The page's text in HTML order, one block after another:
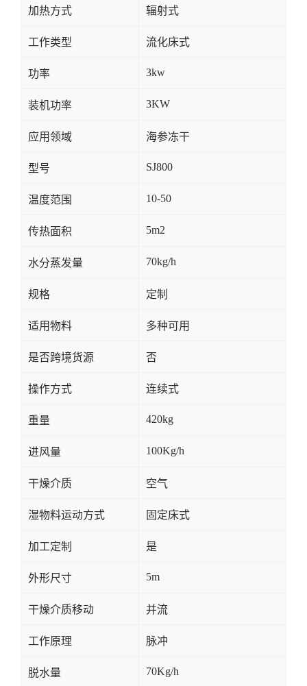
加热方式 辐射式
工作类型 流化床式
功率 3kw
装机功率 3KW
应用领域 海参冻干
型号 SJ800
温度范围 10-50
传热面积 5m2
水分蒸发量 70kg/h
规格 定制
适用物料 多种可用
是否跨境货源 否
操作方式 连续式
重量 420kg
进风量 100Kg/h
干燥介质 空气
湿物料运动方式 固定床式
加工定制 是
外形尺寸 5m
干燥介质移动 并流
工作原理 脉冲
脱水量 70Kg/h